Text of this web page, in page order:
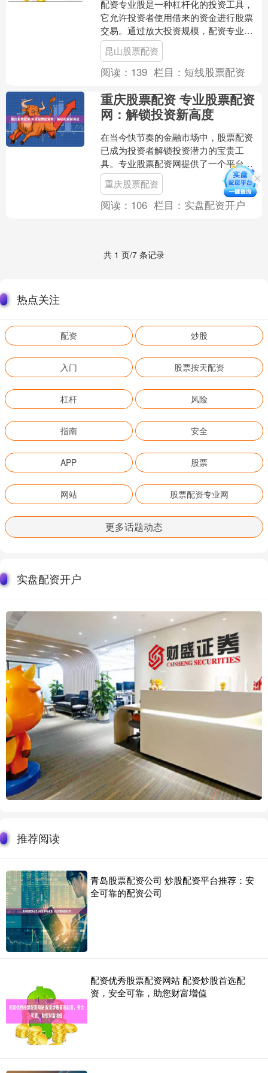
配资专业股是一种杠杆化的投资工具，
它允许投资者使用借来的资金进行股票
交易。通过放大投资规模，配资专业股
可以帮助投资者提高潜在收益，但同时
也会增加风险。 股票配资....
昆山股票配资
阅读： 139 栏目： 短线股票配资
重庆股票配资 专业股票配资
网：解锁投资新高度
在当今快节奏的金融市场中，股票配资
已成为投资者解锁投资潜力的宝贵工
具。专业股票配资网提供了一个平台，
让投资者可以利用杠杆作用放大其投资
回报。 此外，这些平台还提....
重庆股票配资
阅读： 106 栏目： 实盘配资开户
共 1 页/7 条记录
热点关注
配资 炒股
入门 股票按天配资
杠杆 风险
指南 安全
APP 股票
网站 股票配资专业网
更多话题动态
实盘配资开户
推荐阅读
青岛股票配资公司 炒股配资平台推荐：安
全可靠的配资公司
配资优秀股票配资网站 配资炒股首选配
资，安全可靠，助您财富增值